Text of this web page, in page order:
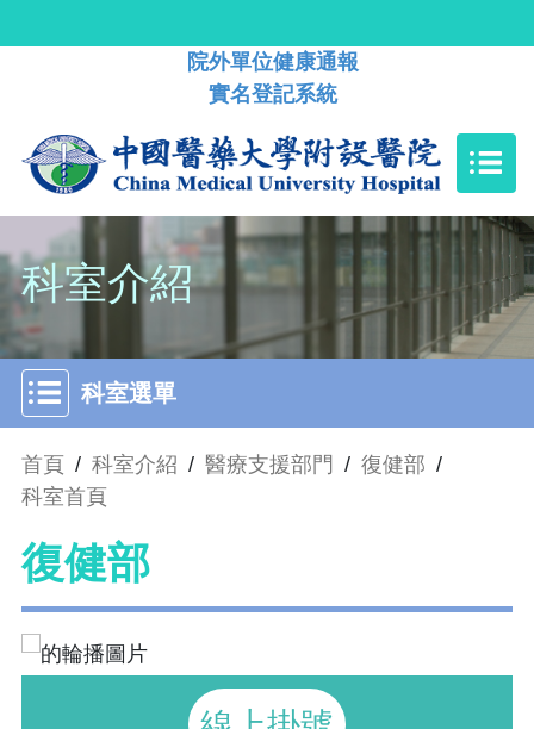
院外單位健康通報
實名登記系統
科室介紹
科室選單
首頁 / 科室介紹 / 醫療支援部門 / 復健部 /
科室首頁
復健部